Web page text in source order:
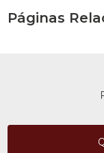
Páginas